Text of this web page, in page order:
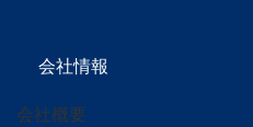
会社情報
会社概要